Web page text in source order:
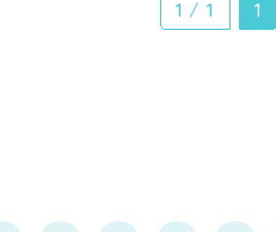
1 / 1 1